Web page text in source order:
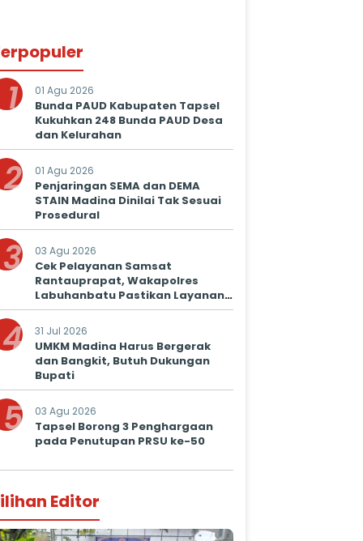
1 01 Agu 2026
Bunda PAUD Kabupaten Tapsel
Kukuhkan 248 Bunda PAUD Desa
dan Kelurahan
2 01 Agu 2026
Penjaringan SEMA dan DEMA
STAIN Madina Dinilai Tak Sesuai
Prosedural
3 03 Agu 2026
Cek Pelayanan Samsat
Rantauprapat, Wakapolres
Labuhanbatu Pastikan Layanan
Prima untuk Masyarakat
4 31 Jul 2026
UMKM Madina Harus Bergerak
dan Bangkit, Butuh Dukungan
Bupati
5 03 Agu 2026
Tapsel Borong 3 Penghargaan
pada Penutupan PRSU ke-50
Editor